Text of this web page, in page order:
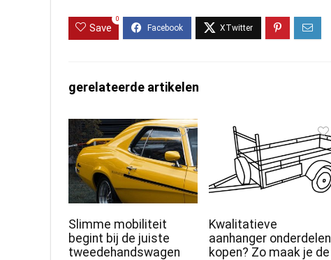
Save
0
gerelateerde artikelen
Slimme mobiliteit
begint bij de juiste
tweedehandswagen
Kwalitatieve
aanhanger onderdelen
kopen? Zo maak je de